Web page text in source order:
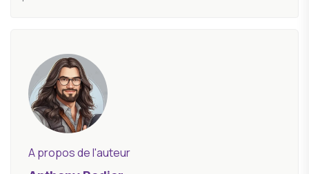
A propos de l'auteur